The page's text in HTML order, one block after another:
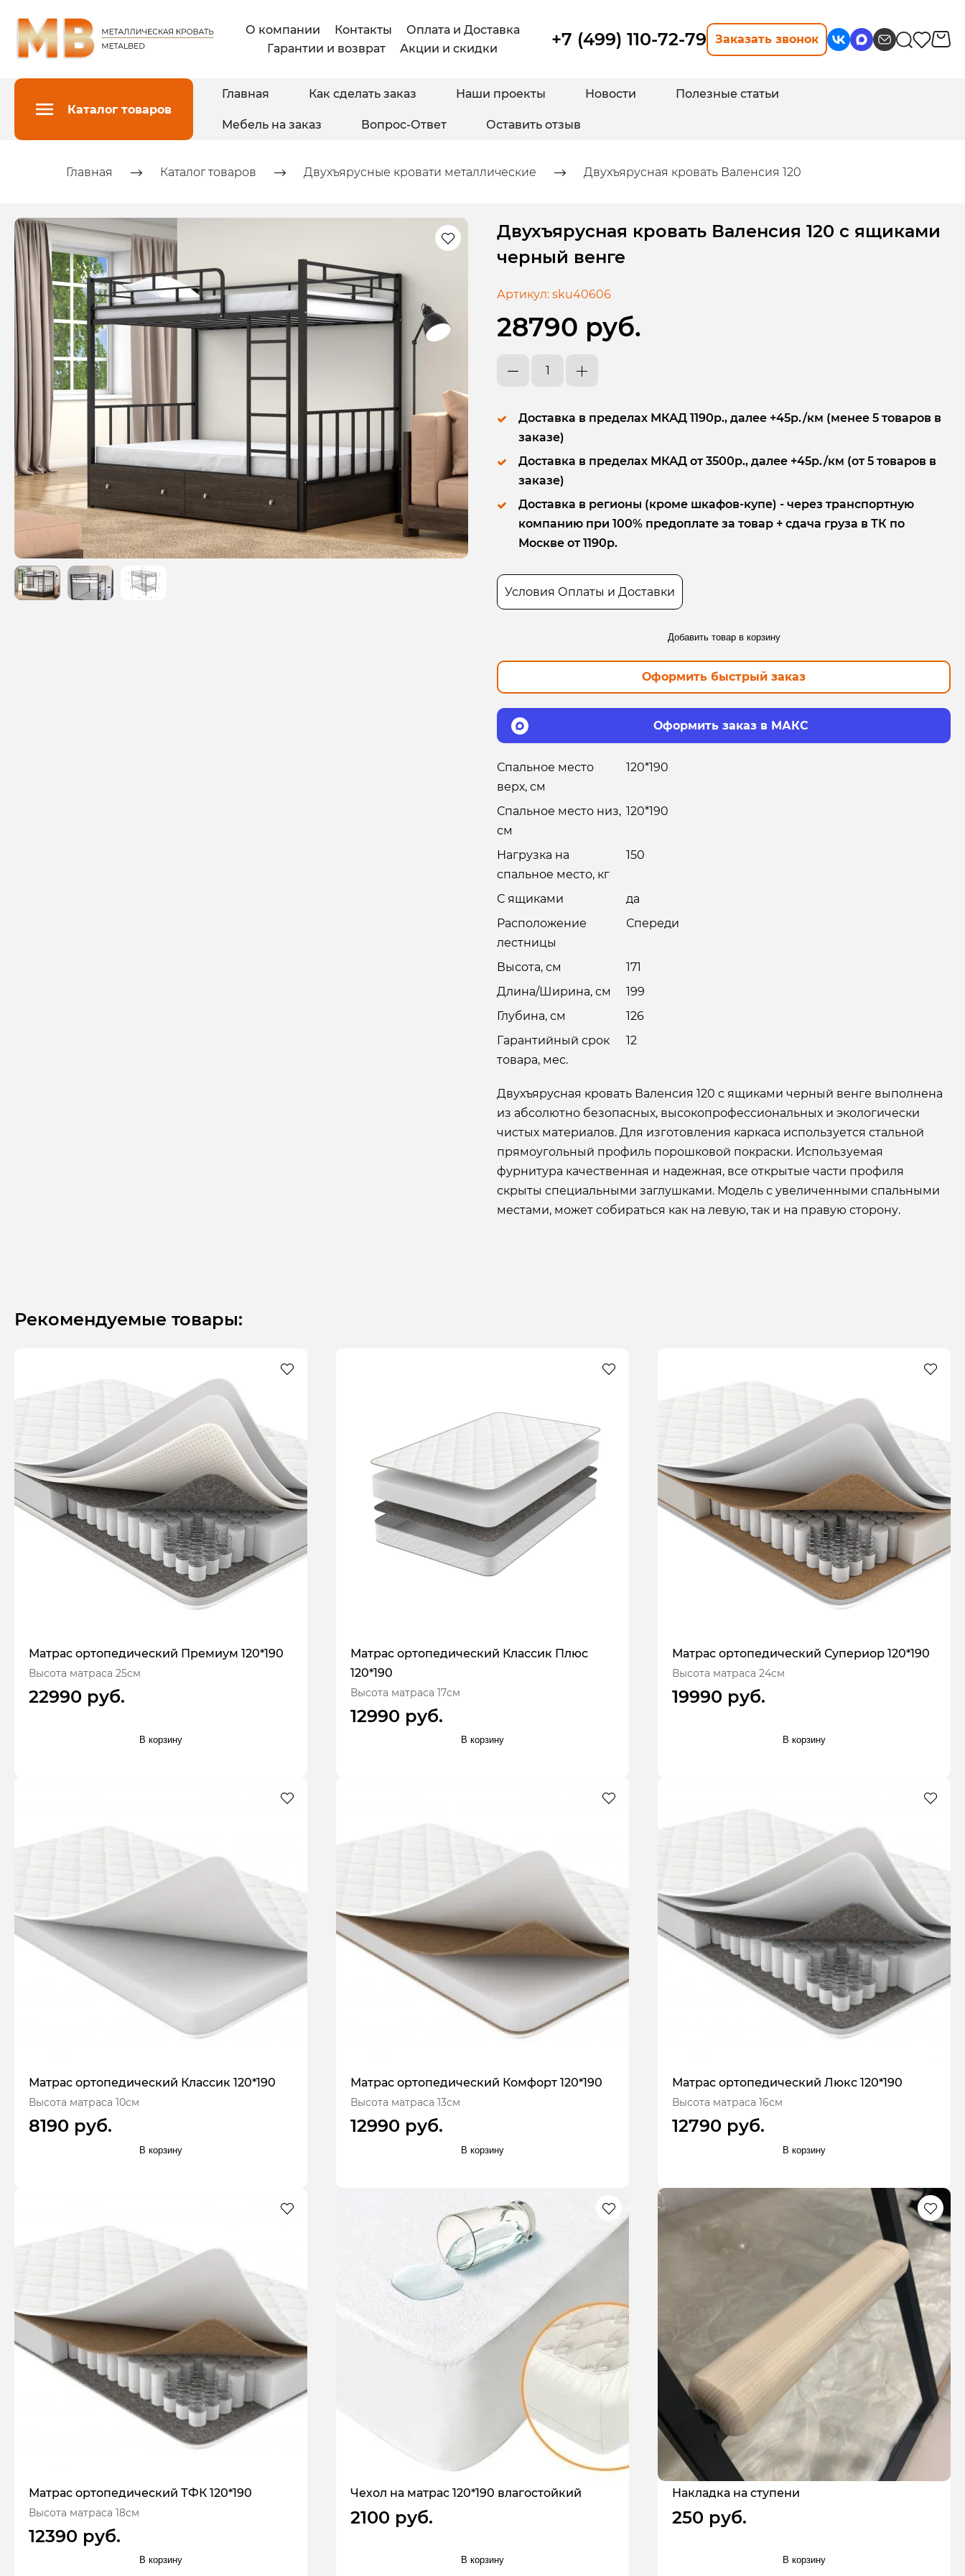
О компании Контакты
Оплата и Доставка
Гарантии и возврат
Акции и скидки +7 (499) 110-72-79 Заказать звонок
Каталог товаров
Главная Как сделать заказ Наши проекты Новости Полезные статьи
Мебель на заказ Вопрос-Ответ Оставить отзыв
Главная Каталог товаров Двухъярусные кровати металлические Двухъярусная кровать Валенсия 120
Двухъярусная кровать Валенсия 120 с ящиками
черный венге
Артикул: sku40606
28790 руб.
Доставка в пределах МКАД 1190р., далее +45р./км (менее 5 товаров в
заказе)
Доставка в пределах МКАД от 3500р., далее +45р./км (от 5 товаров в
заказе)
Доставка в регионы (кроме шкафов-купе) - через транспортную
компанию при 100% предоплате за товар + сдача груза в ТК по
Москве от 1190р.
Условия Оплаты и Доставки
Добавить товар в корзину
Оформить быстрый заказ
Оформить заказ в МАКС
Спальное место
верх, см
120*190
Спальное место низ,
см
120*190
Нагрузка на
спальное место, кг
150
С ящиками
да
Расположение
лестницы
Спереди
Высота, см
171
Длина/Ширина, см
199
Глубина, см
126
Гарантийный срок
товара, мес.
12
Двухъярусная кровать Валенсия 120 с ящиками черный венге выполнена
из абсолютно безопасных, высокопрофессиональных и экологически
чистых материалов. Для изготовления каркаса используется стальной
прямоугольный профиль порошковой покраски. Используемая
фурнитура качественная и надежная, все открытые части профиля
скрыты специальными заглушками. Модель с увеличенными спальными
местами, может собираться как на левую, так и на правую сторону.
Рекомендуемые товары:
Матрас ортопедический Премиум 120*190
Высота матраса 25см
22990 руб.
В корзину
Матрас ортопедический Классик Плюс
120*190
Высота матраса 17см
12990 руб.
В корзину
Матрас ортопедический Супериор 120*190
Высота матраса 24см
19990 руб.
В корзину
Матрас ортопедический Классик 120*190
Высота матраса 10см
8190 руб.
В корзину
Матрас ортопедический Комфорт 120*190
Высота матраса 13см
12990 руб.
В корзину
Матрас ортопедический Люкс 120*190
Высота матраса 16см
12790 руб.
В корзину
Матрас ортопедический ТФК 120*190
Высота матраса 18см
12390 руб.
В корзину
Чехол на матрас 120*190 влагостойкий
2100 руб.
В корзину
Накладка на ступени
250 руб.
В корзину